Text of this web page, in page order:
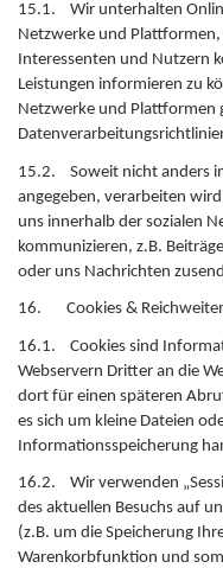
15.1. Wir unterhalten
Netzwerke und
Interessenten und Nutzern
Leistungen informieren zu
Netzwerke und Plattformen
15.2. Soweit nicht anders
angegeben, verarbeiten
uns innerhalb der sozialen
kommunizieren, z.B.
oder uns Nachrichten
16. Cookies &
16.1. Cookies sind
Webservern Dritter an die
dort für einen späteren
es sich um kleine Dateien
Informationsspeicherung
16.2. Wir verwenden
des aktuellen Besuchs auf
(z.B. um die Speicherung
Warenkorbfunktion und